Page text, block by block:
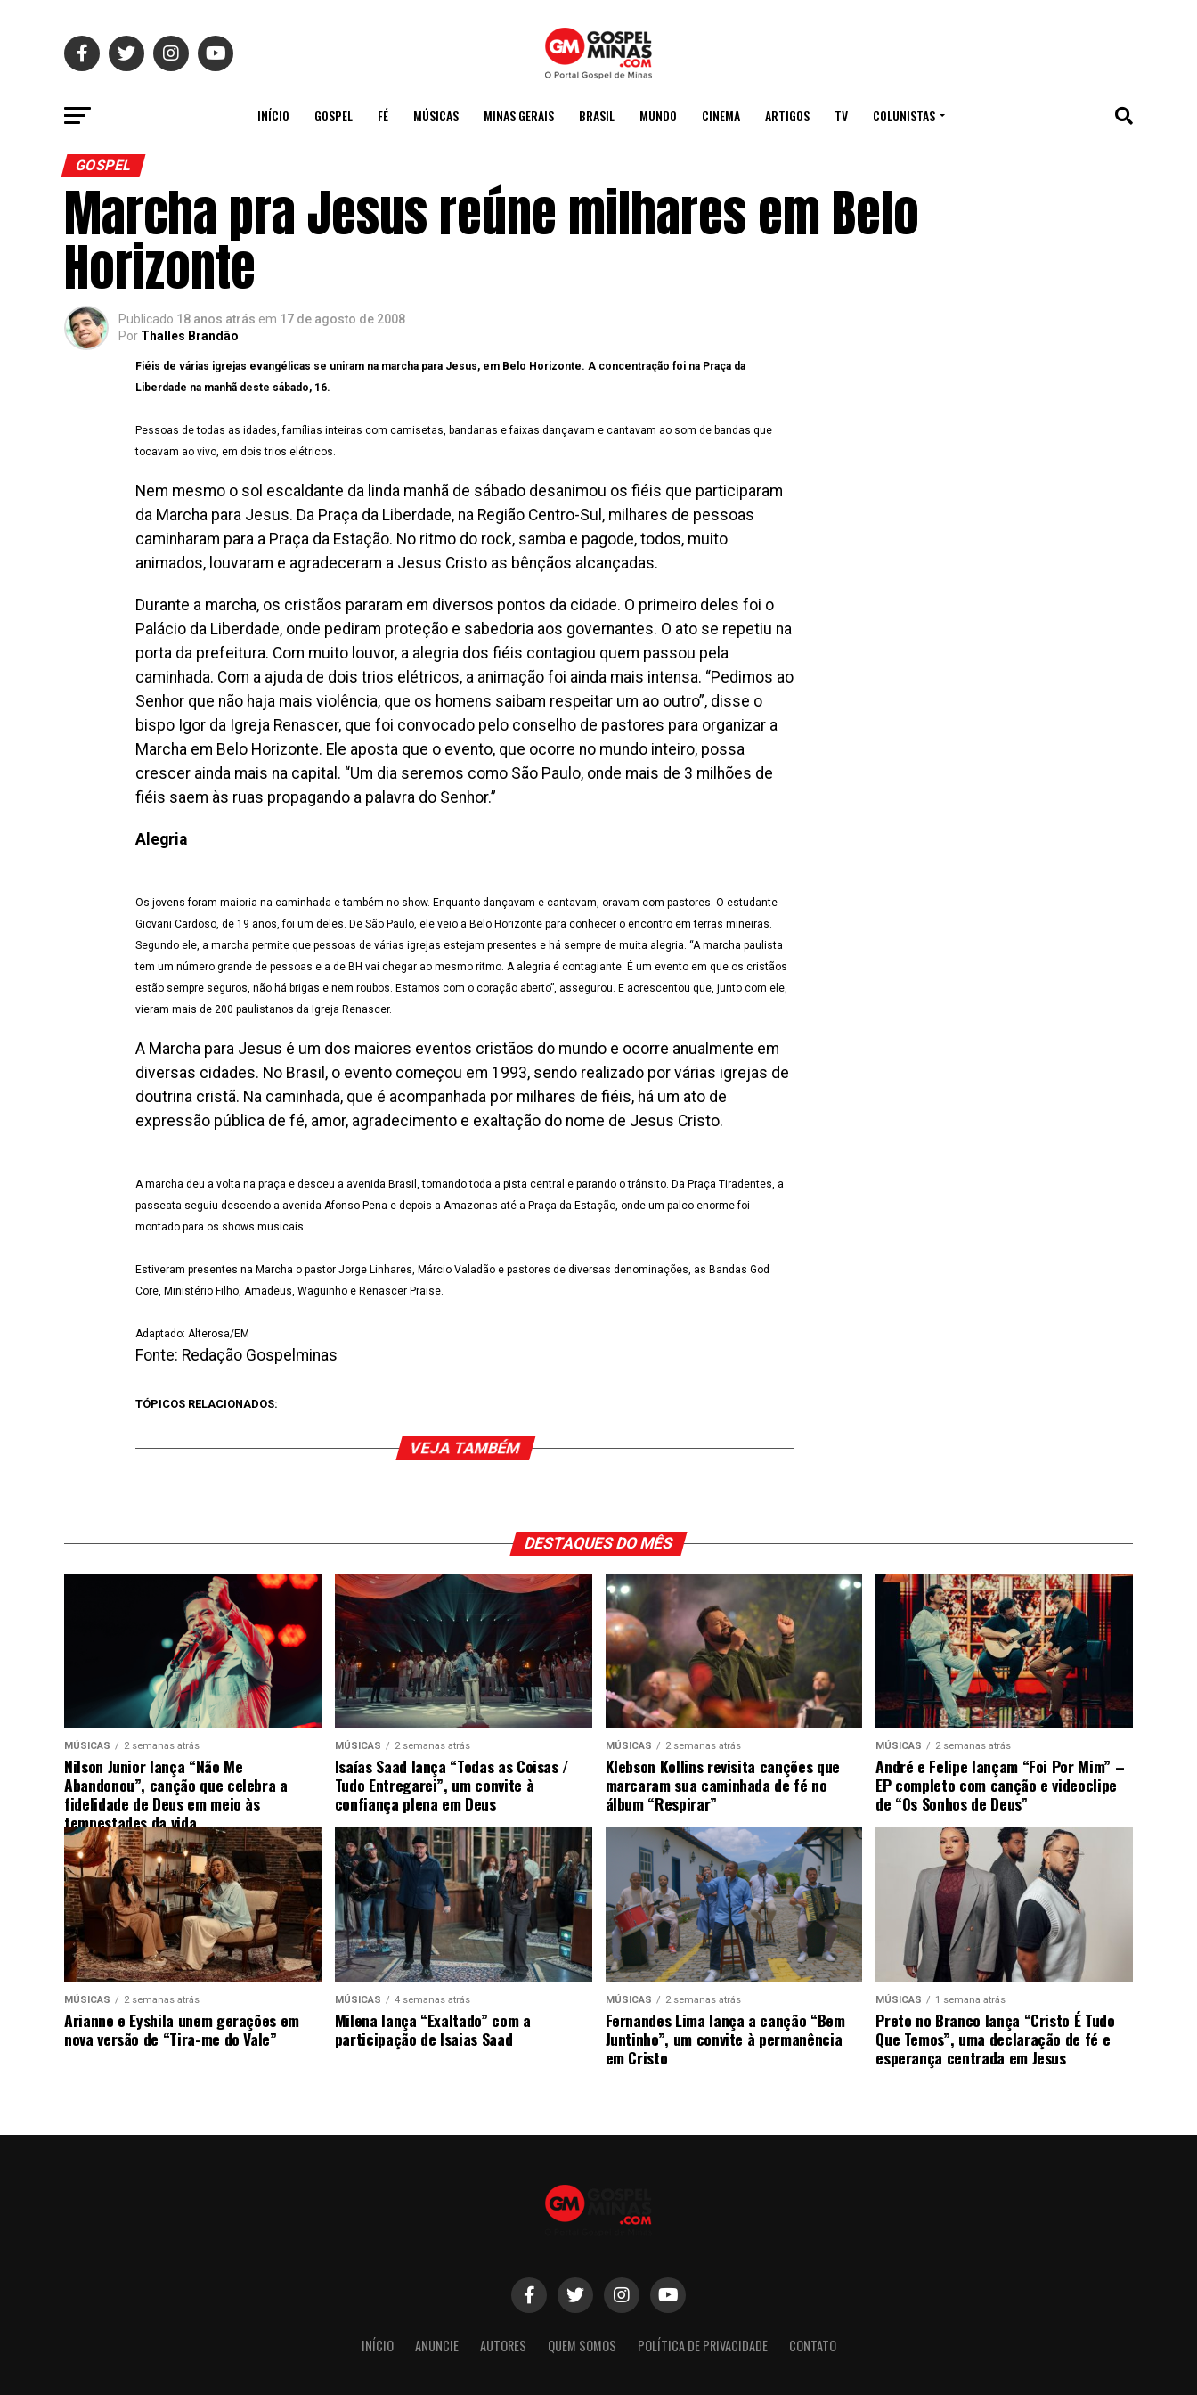
INÍCIO GOSPEL FÉ MÚSICAS MINAS GERAIS BRASIL MUNDO CINEMA ARTIGOS TV COLUNISTAS
GOSPEL
Marcha pra Jesus reúne milhares em Belo
Horizonte
Publicado 18 anos atrás em 17 de agosto de 2008
Por Thalles Brandão
Fiéis de várias igrejas evangélicas se uniram na marcha para Jesus, em Belo Horizonte. A concentração foi na Praça da
Liberdade na manhã deste sábado, 16.
Pessoas de todas as idades, famílias inteiras com camisetas, bandanas e faixas dançavam e cantavam ao som de bandas que
tocavam ao vivo, em dois trios elétricos.
Nem mesmo o sol escaldante da linda manhã de sábado desanimou os fiéis que participaram
da Marcha para Jesus. Da Praça da Liberdade, na Região Centro-Sul, milhares de pessoas
caminharam para a Praça da Estação. No ritmo do rock, samba e pagode, todos, muito
animados, louvaram e agradeceram a Jesus Cristo as bênçãos alcançadas.
Durante a marcha, os cristãos pararam em diversos pontos da cidade. O primeiro deles foi o
Palácio da Liberdade, onde pediram proteção e sabedoria aos governantes. O ato se repetiu na
porta da prefeitura. Com muito louvor, a alegria dos fiéis contagiou quem passou pela
caminhada. Com a ajuda de dois trios elétricos, a animação foi ainda mais intensa. “Pedimos ao
Senhor que não haja mais violência, que os homens saibam respeitar um ao outro”, disse o
bispo Igor da Igreja Renascer, que foi convocado pelo conselho de pastores para organizar a
Marcha em Belo Horizonte. Ele aposta que o evento, que ocorre no mundo inteiro, possa
crescer ainda mais na capital. “Um dia seremos como São Paulo, onde mais de 3 milhões de
fiéis saem às ruas propagando a palavra do Senhor.”
Alegria
Os jovens foram maioria na caminhada e também no show. Enquanto dançavam e cantavam, oravam com pastores. O estudante
Giovani Cardoso, de 19 anos, foi um deles. De São Paulo, ele veio a Belo Horizonte para conhecer o encontro em terras mineiras.
Segundo ele, a marcha permite que pessoas de várias igrejas estejam presentes e há sempre de muita alegria. “A marcha paulista
tem um número grande de pessoas e a de BH vai chegar ao mesmo ritmo. A alegria é contagiante. É um evento em que os cristãos
estão sempre seguros, não há brigas e nem roubos. Estamos com o coração aberto”, assegurou. E acrescentou que, junto com ele,
vieram mais de 200 paulistanos da Igreja Renascer.
A Marcha para Jesus é um dos maiores eventos cristãos do mundo e ocorre anualmente em
diversas cidades. No Brasil, o evento começou em 1993, sendo realizado por várias igrejas de
doutrina cristã. Na caminhada, que é acompanhada por milhares de fiéis, há um ato de
expressão pública de fé, amor, agradecimento e exaltação do nome de Jesus Cristo.
A marcha deu a volta na praça e desceu a avenida Brasil, tomando toda a pista central e parando o trânsito. Da Praça Tiradentes, a
passeata seguiu descendo a avenida Afonso Pena e depois a Amazonas até a Praça da Estação, onde um palco enorme foi
montado para os shows musicais.
Estiveram presentes na Marcha o pastor Jorge Linhares, Márcio Valadão e pastores de diversas denominações, as Bandas God
Core, Ministério Filho, Amadeus, Waguinho e Renascer Praise.
Adaptado: Alterosa/EM
Fonte: Redação Gospelminas
TÓPICOS RELACIONADOS:
VEJA TAMBÉM
DESTAQUES DO MÊS
MÚSICAS 2 semanas atrás
Nilson Junior lança “Não Me
Abandonou”, canção que celebra a
fidelidade de Deus em meio às
tempestades da vida
MÚSICAS 2 semanas atrás
Isaías Saad lança “Todas as Coisas /
Tudo Entregarei”, um convite à
confiança plena em Deus
MÚSICAS 2 semanas atrás
Klebson Kollins revisita canções que
marcaram sua caminhada de fé no
álbum “Respirar”
MÚSICAS 2 semanas atrás
André e Felipe lançam “Foi Por Mim” –
EP completo com canção e videoclipe
de “Os Sonhos de Deus”
MÚSICAS 2 semanas atrás
Arianne e Eyshila unem gerações em
nova versão de “Tira-me do Vale”
MÚSICAS 4 semanas atrás
Milena lança “Exaltado” com a
participação de Isaias Saad
MÚSICAS 2 semanas atrás
Fernandes Lima lança a canção “Bem
Juntinho”, um convite à permanência
em Cristo
MÚSICAS 1 semana atrás
Preto no Branco lança “Cristo É Tudo
Que Temos”, uma declaração de fé e
esperança centrada em Jesus
INÍCIO ANUNCIE AUTORES QUEM SOMOS POLÍTICA DE PRIVACIDADE CONTATO